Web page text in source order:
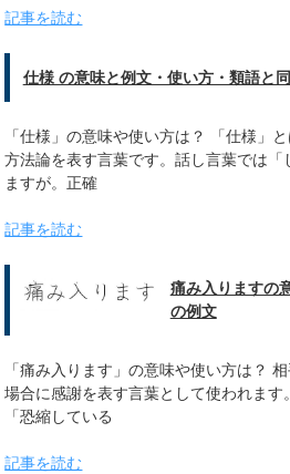
記事を読む
仕様 の意味と例文・使い方・類語と
「仕様」の意味や使い方は？ 「仕様」
方法論を表す言葉です。話し言葉では
ますが。正確
記事を読む
痛み入りますの
の例文
「痛み入ります」の意味や使い方は？
場合に感謝を表す言葉として使われま
「恐縮している
記事を読む